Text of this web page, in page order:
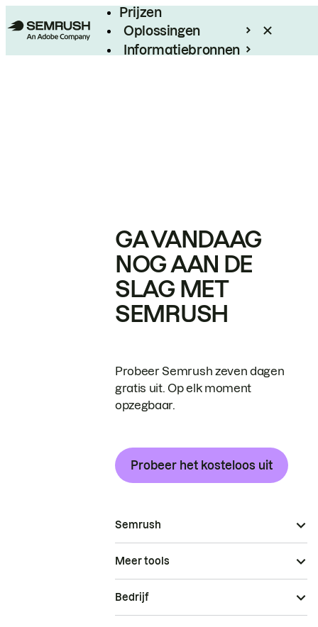
Prijzen
Oplossingen
Informatiebronnen
GA VANDAAG
NOG AAN DE
SLAG MET
SEMRUSH
Probeer Semrush zeven dagen
gratis uit. Op elk moment
opzegbaar.
Probeer het kosteloos uit
Semrush
Meer tools
Bedrijf